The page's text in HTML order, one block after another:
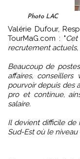
Photo LAC
Valérie Dufour, Responsable de la rubrique Emploi chez
TourMaG.com : "
recrutement actuels,
Beaucoup de
affaires,
pourvoir depuis des
pro et continue,
salaire.
Il devient difficile de
Sud-Est où le